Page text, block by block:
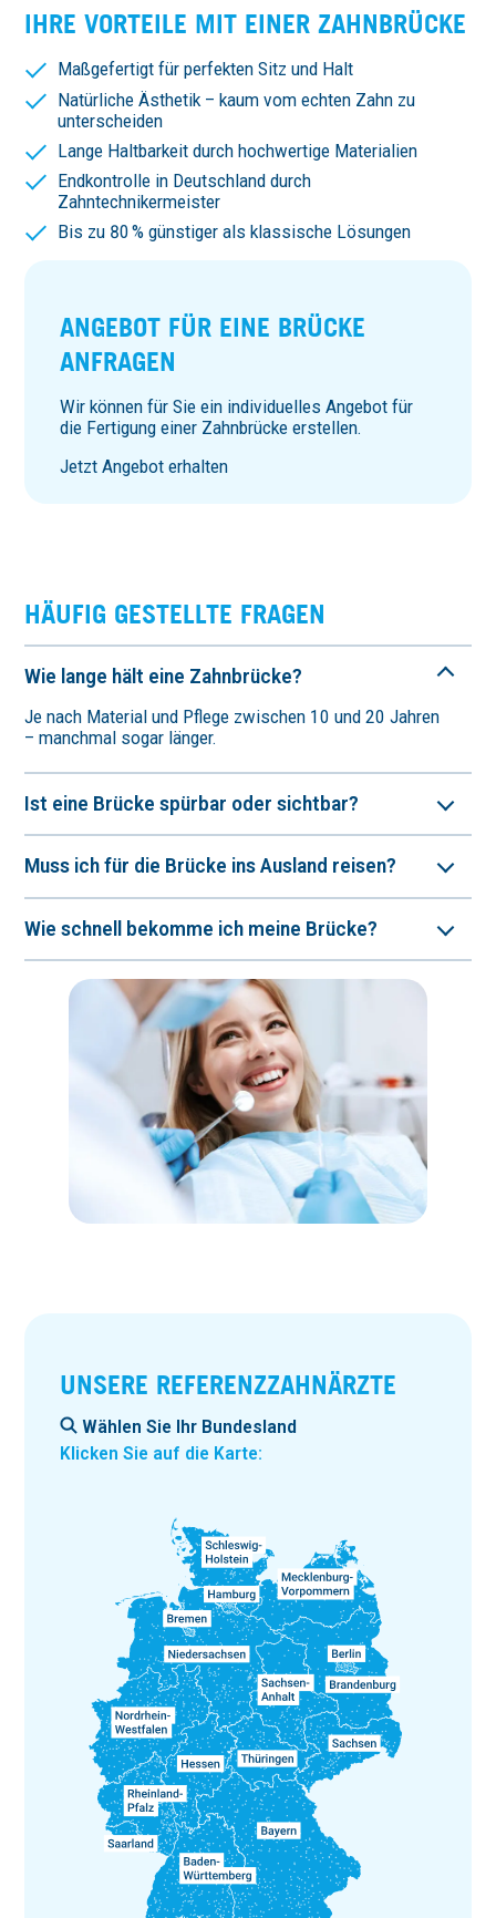
IHRE VORTEILE MIT EINER ZAHNBRÜCKE
Maßgefertigt für perfekten Sitz und Halt
Natürliche Ästhetik – kaum vom echten Zahn zu
unterscheiden
Lange Haltbarkeit durch hochwertige Materialien
Endkontrolle in Deutschland durch
Zahntechnikermeister
Bis zu 80 % günstiger als klassische Lösungen
ANGEBOT FÜR EINE BRÜCKE
ANFRAGEN
Wir können für Sie ein individuelles Angebot für
die Fertigung einer Zahnbrücke erstellen.
Jetzt Angebot erhalten
HÄUFIG GESTELLTE FRAGEN
Wie lange hält eine Zahnbrücke?
Je nach Material und Pflege zwischen 10 und 20 Jahren
– manchmal sogar länger.
Ist eine Brücke spürbar oder sichtbar?
Muss ich für die Brücke ins Ausland reisen?
Wie schnell bekomme ich meine Brücke?
UNSERE REFERENZ­ZAHN­ÄRZTE
Wählen Sie Ihr Bundesland
Klicken Sie auf die Karte: